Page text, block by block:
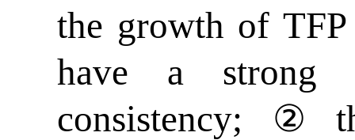
the growth of
have a strong